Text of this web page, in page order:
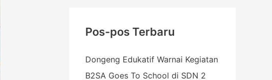
u
t
u
Pos-pos Terbaru
Dongeng Edukatif Warnai Kegiatan
B2SA Goes To School di SDN 2